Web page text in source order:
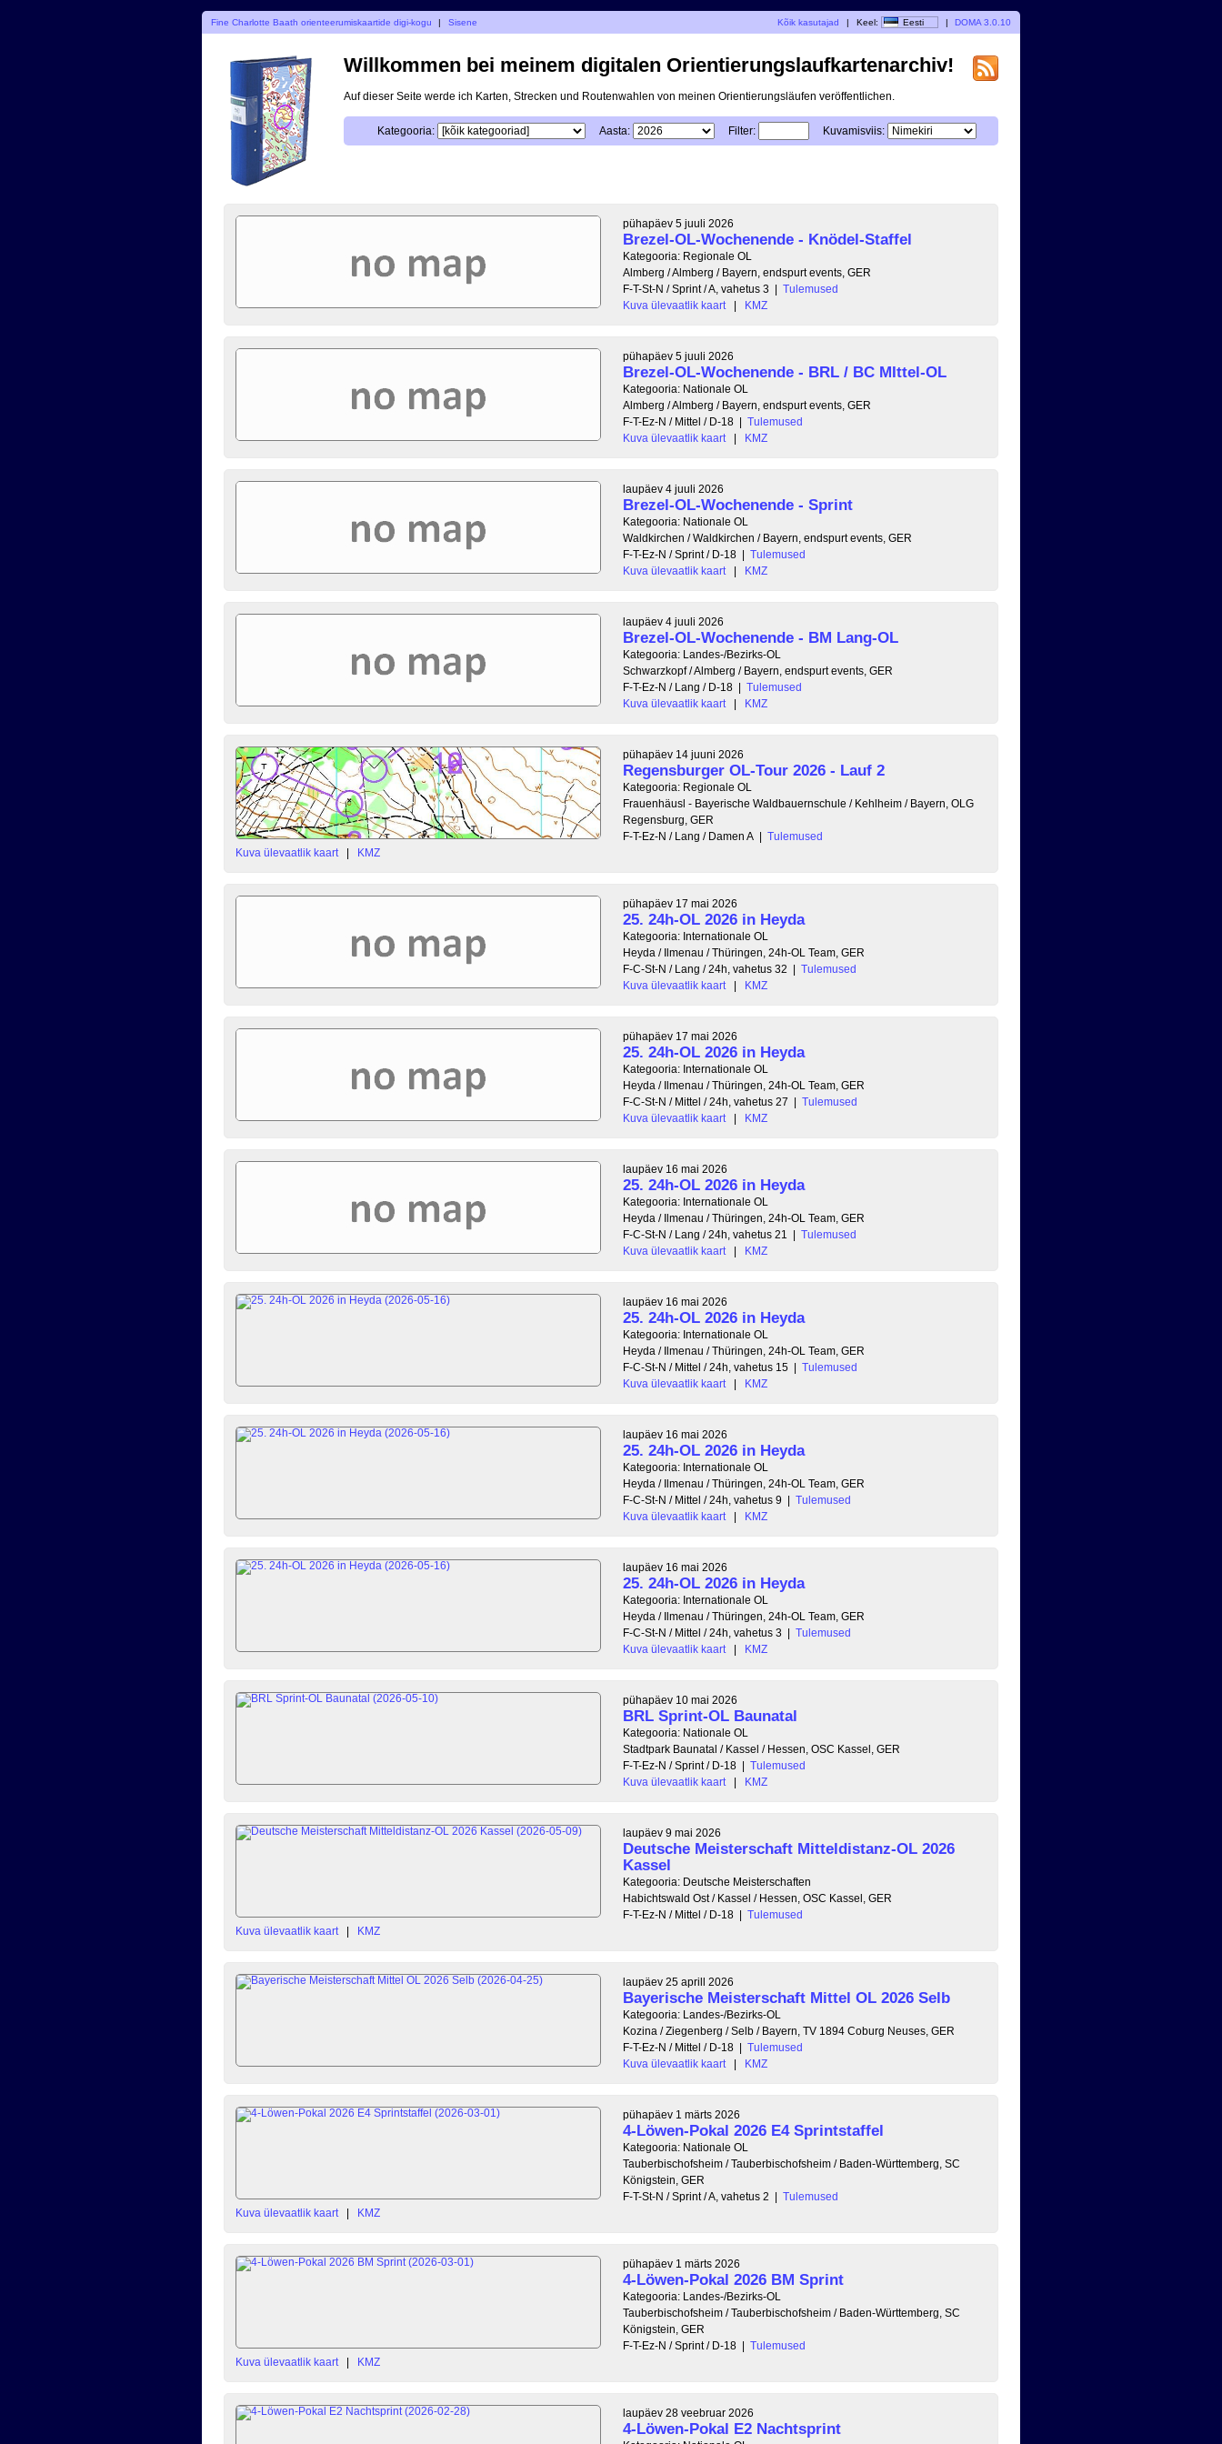
Fine Charlotte Baath orienteerumiskaartide digi-kogu | Sisene Kõik kasutajad | Keel: Eesti | DOMA 3.0.10
Willkommen bei meinem digitalen Orientierungslaufkartenarchiv!
Auf dieser Seite werde ich Karten, Strecken und Routenwahlen von meinen Orientierungsläufen veröffentlichen.
Kategooria: Aasta: Filter: Kuvamisviis:
pühapäev 5 juuli 2026
Brezel-OL-Wochenende - Knödel-Staffel
Kategooria: Regionale OL
Almberg / Almberg / Bayern, endspurt events, GER
F-T-St-N / Sprint / A, vahetus 3 | Tulemused
Kuva ülevaatlik kaart
| KMZ
pühapäev 5 juuli 2026
Brezel-OL-Wochenende - BRL / BC MIttel-OL
Kategooria: Nationale OL
Almberg / Almberg / Bayern, endspurt events, GER
F-T-Ez-N / Mittel / D-18 | Tulemused
Kuva ülevaatlik kaart
| KMZ
laupäev 4 juuli 2026
Brezel-OL-Wochenende - Sprint
Kategooria: Nationale OL
Waldkirchen / Waldkirchen / Bayern, endspurt events, GER
F-T-Ez-N / Sprint / D-18 | Tulemused
Kuva ülevaatlik kaart
| KMZ
laupäev 4 juuli 2026
Brezel-OL-Wochenende - BM Lang-OL
Kategooria: Landes-/Bezirks-OL
Schwarzkopf / Almberg / Bayern, endspurt events, GER
F-T-Ez-N / Lang / D-18 | Tulemused
Kuva ülevaatlik kaart
| KMZ
pühapäev 14 juuni 2026
Regensburger OL-Tour 2026 - Lauf 2
Kategooria: Regionale OL
Frauenhäusl - Bayerische Waldbauernschule / Kehlheim / Bayern, OLG
Regensburg, GER
F-T-Ez-N / Lang / Damen A | Tulemused
Kuva ülevaatlik kaart
| KMZ
pühapäev 17 mai 2026
25. 24h-OL 2026 in Heyda
Kategooria: Internationale OL
Heyda / Ilmenau / Thüringen, 24h-OL Team, GER
F-C-St-N / Lang / 24h, vahetus 32 | Tulemused
Kuva ülevaatlik kaart
| KMZ
pühapäev 17 mai 2026
25. 24h-OL 2026 in Heyda
Kategooria: Internationale OL
Heyda / Ilmenau / Thüringen, 24h-OL Team, GER
F-C-St-N / Mittel / 24h, vahetus 27 | Tulemused
Kuva ülevaatlik kaart
| KMZ
laupäev 16 mai 2026
25. 24h-OL 2026 in Heyda
Kategooria: Internationale OL
Heyda / Ilmenau / Thüringen, 24h-OL Team, GER
F-C-St-N / Lang / 24h, vahetus 21
| Tulemused
Kuva ülevaatlik kaart
| KMZ
laupäev 16 mai 2026
25. 24h-OL 2026 in Heyda
Kategooria: Internationale OL
Heyda / Ilmenau / Thüringen, 24h-OL Team, GER
F-C-St-N / Mittel / 24h, vahetus 15 | Tulemused
Kuva ülevaatlik kaart
| KMZ
laupäev 16 mai 2026
25. 24h-OL 2026 in Heyda
Kategooria: Internationale OL
Heyda / Ilmenau / Thüringen, 24h-OL Team, GER
F-C-St-N / Mittel / 24h, vahetus 9 | Tulemused
Kuva ülevaatlik kaart
| KMZ
laupäev 16 mai 2026
25. 24h-OL 2026 in Heyda
Kategooria: Internationale OL
Heyda / Ilmenau / Thüringen, 24h-OL Team, GER
F-C-St-N / Mittel / 24h, vahetus 3 | Tulemused
Kuva ülevaatlik kaart
| KMZ
pühapäev 10 mai 2026
BRL Sprint-OL Baunatal
Kategooria: Nationale OL
Stadtpark Baunatal / Kassel / Hessen, OSC Kassel, GER
F-T-Ez-N / Sprint / D-18 | Tulemused
Kuva ülevaatlik kaart
| KMZ
laupäev 9 mai 2026
Deutsche Meisterschaft Mitteldistanz-OL 2026
Kassel
Kategooria: Deutsche Meisterschaften
Habichtswald Ost / Kassel / Hessen, OSC Kassel, GER
F-T-Ez-N / Mittel / D-18 | Tulemused
Kuva ülevaatlik kaart
| KMZ
laupäev 25 aprill 2026
Bayerische Meisterschaft Mittel OL 2026 Selb
Kategooria: Landes-/Bezirks-OL
Kozina / Ziegenberg / Selb / Bayern, TV 1894 Coburg Neuses, GER
F-T-Ez-N / Mittel / D-18 | Tulemused
Kuva ülevaatlik kaart
| KMZ
pühapäev 1 märts 2026
4-Löwen-Pokal 2026 E4 Sprintstaffel
Kategooria: Nationale OL
Tauberbischofsheim / Tauberbischofsheim / Baden-Württemberg, SC
Königstein, GER
F-T-St-N / Sprint / A, vahetus 2 | Tulemused
Kuva ülevaatlik kaart
| KMZ
pühapäev 1 märts 2026
4-Löwen-Pokal 2026 BM Sprint
Kategooria: Landes-/Bezirks-OL
Tauberbischofsheim / Tauberbischofsheim / Baden-Württemberg, SC
Königstein, GER
F-T-Ez-N / Sprint / D-18 | Tulemused
Kuva ülevaatlik kaart
| KMZ
laupäev 28 veebruar 2026
4-Löwen-Pokal E2 Nachtsprint